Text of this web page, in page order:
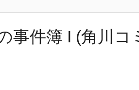
事件簿 I (角川コ